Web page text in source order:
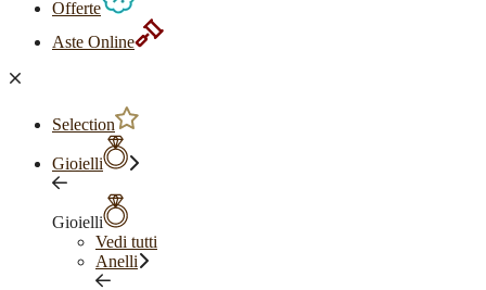
Offerte
Aste Online
Selection
Gioielli
Gioielli
Vedi tutti
Anelli